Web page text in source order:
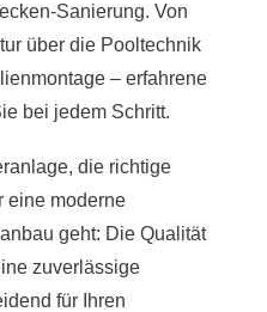
Sanierung. Von
über die Pooltechnik
– erfahrene
bei jedem Schritt.
die richtige
eine moderne
geht: Die Qualität
zuverlässige
für Ihren